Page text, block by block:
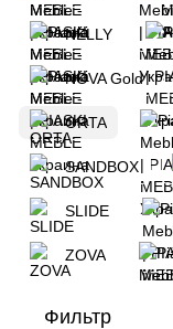
NELLY
NOVA Gold
ORTA
SANDBOX
SLIDE
ZOVA
Фильтр